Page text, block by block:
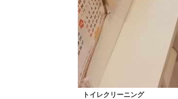
トイレクリーニング